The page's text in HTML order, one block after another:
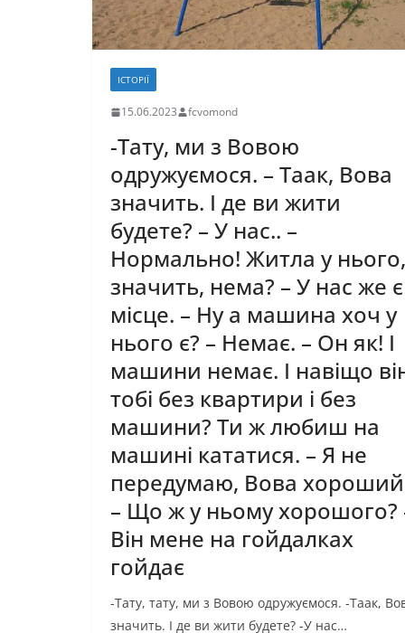
ІСТОРІЇ
15.06.2023 fcvomond
-Тату, ми з Вовою
одружуємося. – Таак, Вова
значить. І де ви жити
будете? – У нас.. –
Нормально! Житла у нього,
значить, нема? – У нас же є
місце. – Ну а машина хоч у
нього є? – Немає. – Он як! І
машини немає. І навіщо
тобі без квартири і без
машини? Ти ж любиш на
машині кататися. – Я не
передумаю, Вова
– Що ж у ньому хорошого?
Він мене на гойдалках
гойдає
-Тату, тату, ми з Вовою одружуємося. -Таак,
значить. І де ви жити будете? -У нас…